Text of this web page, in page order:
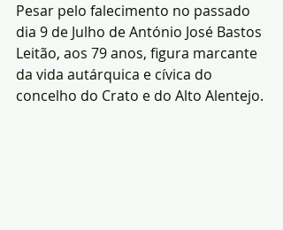
Pesar pelo falecimento no passado
dia 9 de Julho de António José Bastos
Leitão, aos 79 anos, figura marcante
da vida autárquica e cívica do
concelho do Crato e do Alto Alentejo.